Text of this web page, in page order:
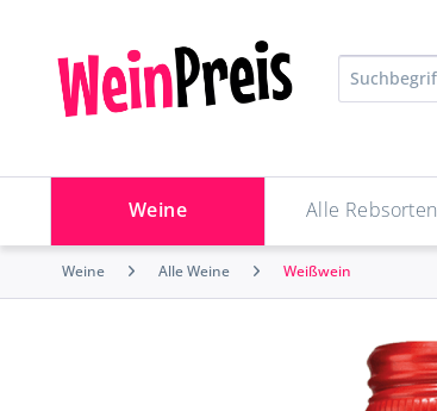
Weine Alle Rebsorten
Weine Alle Weine Weißwein